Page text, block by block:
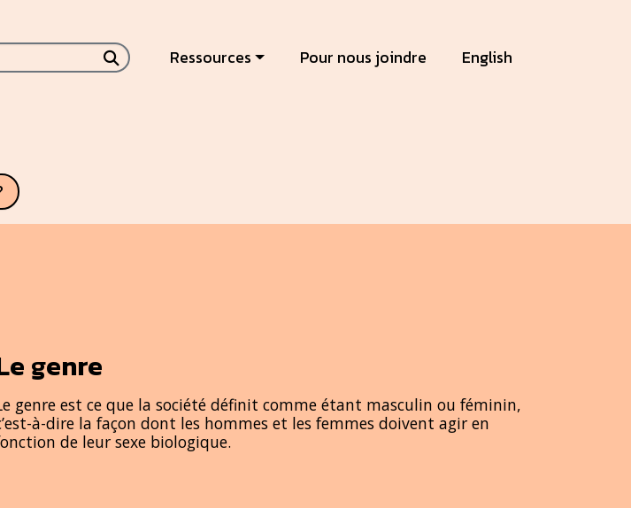
Submit searchRessources Pour nous joindre English
genre
genre est ce que la société définit comme étant masculin ou féminin,
à-dire la façon dont les hommes et les femmes doivent agir en
de leur sexe biologique.